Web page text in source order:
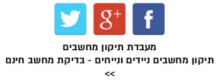
מעבדת תיקון מחשבים
תיקון מחשבים ניידים ונייחים - בדיקת מחשב חינם
>>